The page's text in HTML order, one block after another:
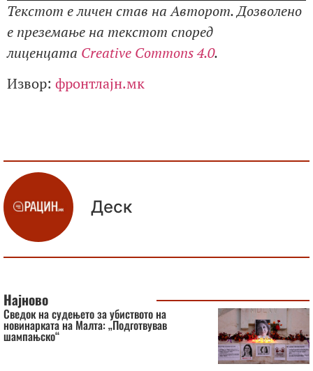
Текстот е личен став на Авторот. Дозволено
е преземање на текстот според
лиценцата Creative Commons 4.0.
Извор: фронтлајн.мк
Деск
Најново
Сведок на судењето за убиството на
новинарката на Малта: „Подготвував
шампањско“